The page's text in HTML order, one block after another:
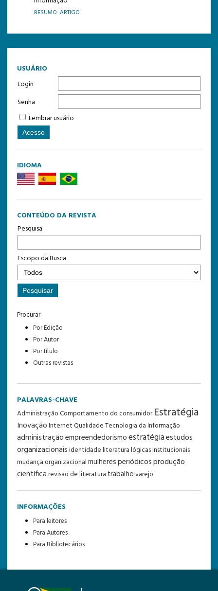
USUÁRIO
Login
Senha
Lembrar usuário
IDIOMA
CONTEÚDO DA REVISTA
Pesquisa
Escopo da Busca
Procurar
Por Edição
Por Autor
Por título
Outras revistas
PALAVRAS-CHAVE
AdministraçãoComportamento do consumidor Estratégia
InovaçãoInternetQualidadeTecnologia da Informação
administraçãoempreendedorismoestratégiaestudos
organizacionaisidentidadeliteraturalógicas institucionais
mudança organizacionalmulheresperiódicosprodução
científicarevisão de literatura trabalhovarejo
INFORMAÇÕES
Para leitores
Para Autores
Para Bibliotecários
RESUMO ARTIGO